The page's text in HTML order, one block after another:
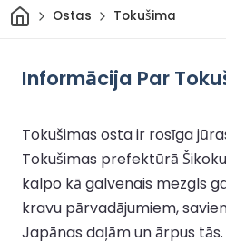
Sākums
Ostas Tokušima
Informācija Par
Tokušimas osta ir rosīga
Tokušimas prefektūrā
kalpo kā galvenais mezgls
kravu pārvadājumiem,
Japānas daļām un ārpus